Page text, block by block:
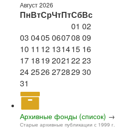
Август 2026
ПнВтСрЧтПтСбВс
01 02
03 0405060708 09
10 11 12 131415 16
17 1819 2021 2223
242526272829 30
31
Архивные фонды (список) →
Старые архивные публикации с 1999 г.